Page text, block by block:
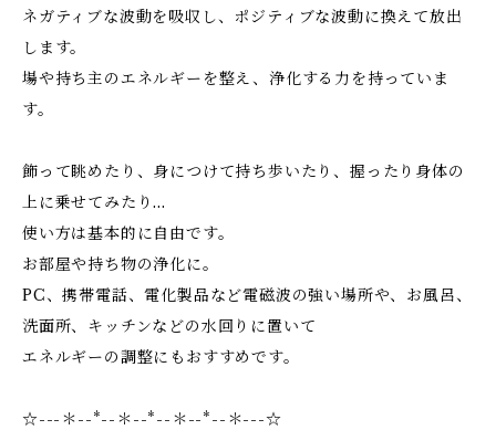
ネガティブな波動を吸収し、ポジティブな波動に換えて放出
します。
場や持ち主のエネルギーを整え、浄化する力を持っていま
す。
飾って眺めたり、身につけて持ち歩いたり、握ったり身体の
上に乗せてみたり…
使い方は基本的に自由です。
お部屋や持ち物の浄化に。
PC、携帯電話、電化製品など電磁波の強い場所や、お風呂、
洗面所、キッチンなどの水回りに置いて
エネルギーの調整にもおすすめです。
☆---＊--*--＊--*--＊--*--＊---☆